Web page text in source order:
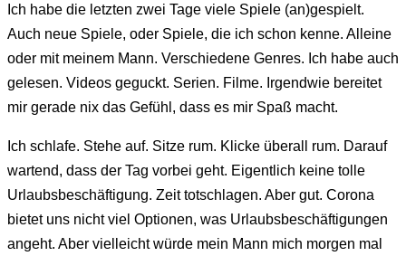
Ich habe die letzten zwei Tage viele Spiele (an)gespielt.
Auch neue Spiele, oder Spiele, die ich schon kenne. Alleine
oder mit meinem Mann. Verschiedene Genres. Ich habe auch
gelesen. Videos geguckt. Serien. Filme. Irgendwie bereitet
mir gerade nix das Gefühl, dass es mir Spaß macht.
Ich schlafe. Stehe auf. Sitze rum. Klicke überall rum. Darauf
wartend, dass der Tag vorbei geht. Eigentlich keine tolle
Urlaubsbeschäftigung. Zeit totschlagen. Aber gut. Corona
bietet uns nicht viel Optionen, was Urlaubsbeschäftigungen
angeht. Aber vielleicht würde mein Mann mich morgen mal